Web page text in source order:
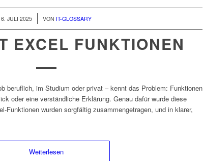
6. JULI 2025 VON IT-GLOSSARY
EXCEL FUNKTIONEN
beruflich, im Studium oder privat – kennt das Problem: Funktionen
oder eine verständliche Erklärung. Genau dafür wurde diese
Funktionen wurden sorgfältig zusammengetragen, und in klarer,
Weiterlesen